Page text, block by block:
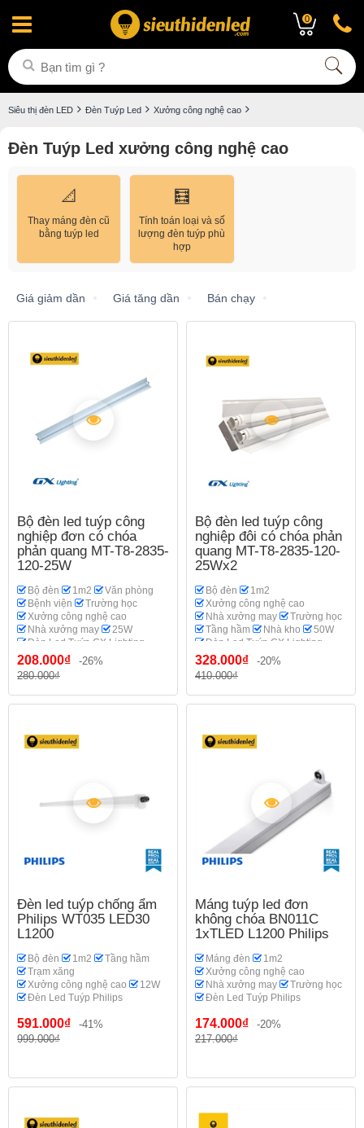
0
Siêu thị đèn LED Đèn Tuýp Led Xưởng công nghệ cao
Đèn Tuýp Led xưởng công nghệ cao
📐
Thay máng đèn cũ
bằng tuýp led
🧮
Tính toán loại và số
lượng đèn tuýp phù
hợp
Giá giảm dần Giá tăng dần Bán chạy
Bộ đèn led tuýp công
nghiệp đơn có chóa
phản quang MT-T8-2835-
120-25W
Bộ đèn 1m2
Văn phòng
Bệnh viện
Trường học
Xưởng công nghệ cao
Nhà xưởng may
25W
Đèn Led Tuýp GX Lighting
208.000₫
-26%
280.000₫
Bộ đèn led tuýp công
nghiệp đôi có chóa phản
quang MT-T8-2835-120-
25Wx2
Bộ đèn
1m2
Xưởng công nghệ cao
Nhà xưởng may
Trường học
Tầng hầm
Nhà kho
50W
Đèn Led Tuýp GX Lighting
328.000₫
-20%
410.000₫
Đèn led tuýp chống ẩm
Philips WT035 LED30
L1200
Bộ đèn 1m2
Tầng hầm
Trạm xăng
Xưởng công nghệ cao
12W
Đèn Led Tuýp Philips
591.000₫
-41%
999.000₫
Máng tuýp led đơn
không chóa BN011C
1xTLED L1200 Philips
Máng đèn
1m2
Xưởng công nghệ cao
Nhà xưởng may
Trường học
Đèn Led Tuýp Philips
174.000₫
-20%
217.000₫